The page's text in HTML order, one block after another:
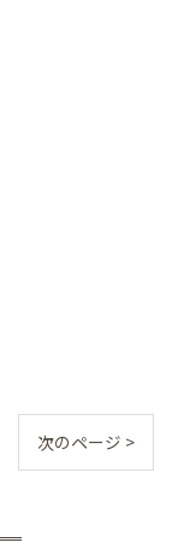
次のページ >